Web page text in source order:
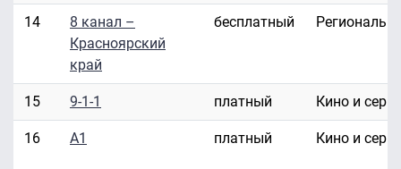
14
8 канал –
Красноярский
край
бесплатный
15 9-1-1 платный Кино и
16 A1 платный Кино и